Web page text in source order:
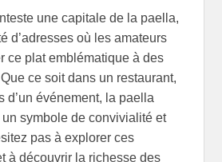
une capitale de la paella,
d’adresses où les amateurs
ce plat emblématique à des
ce soit dans un restaurant,
d’un événement, la paella
un symbole de convivialité et
pas à explorer ces
à découvrir la richesse des